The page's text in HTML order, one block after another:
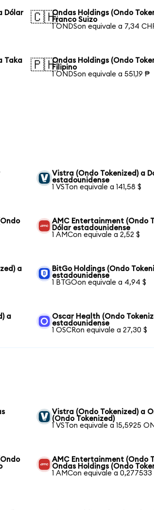
Dólar
🇨🇭Ondas Holdings (Ondo
Franco Suizo
1 ONDSon equivale a 7,34
Taka
🇵🇭Ondas Holdings (Ondo
Filipino
1 ONDSon equivale a 551,19 ₱
Vistra (Ondo Tokenized) a
estadounidense
1 VSTon equivale a 141,58 $
AMC Entertainment (Ondo
Dólar estadounidense
1 AMCon equivale a 2,52 $
a
BitGo Holdings (Ondo
estadounidense
1 BTGOon equivale a 4,94 $
a
Oscar Health (Ondo
estadounidense
1 OSCRon equivale a 27,30 $
Vistra (Ondo Tokenized) a
(Ondo Tokenized)
1 VSTon equivale a 15,5925
AMC Entertainment (Ondo
Ondas Holdings (Ondo
1 AMCon equivale a 0,277533